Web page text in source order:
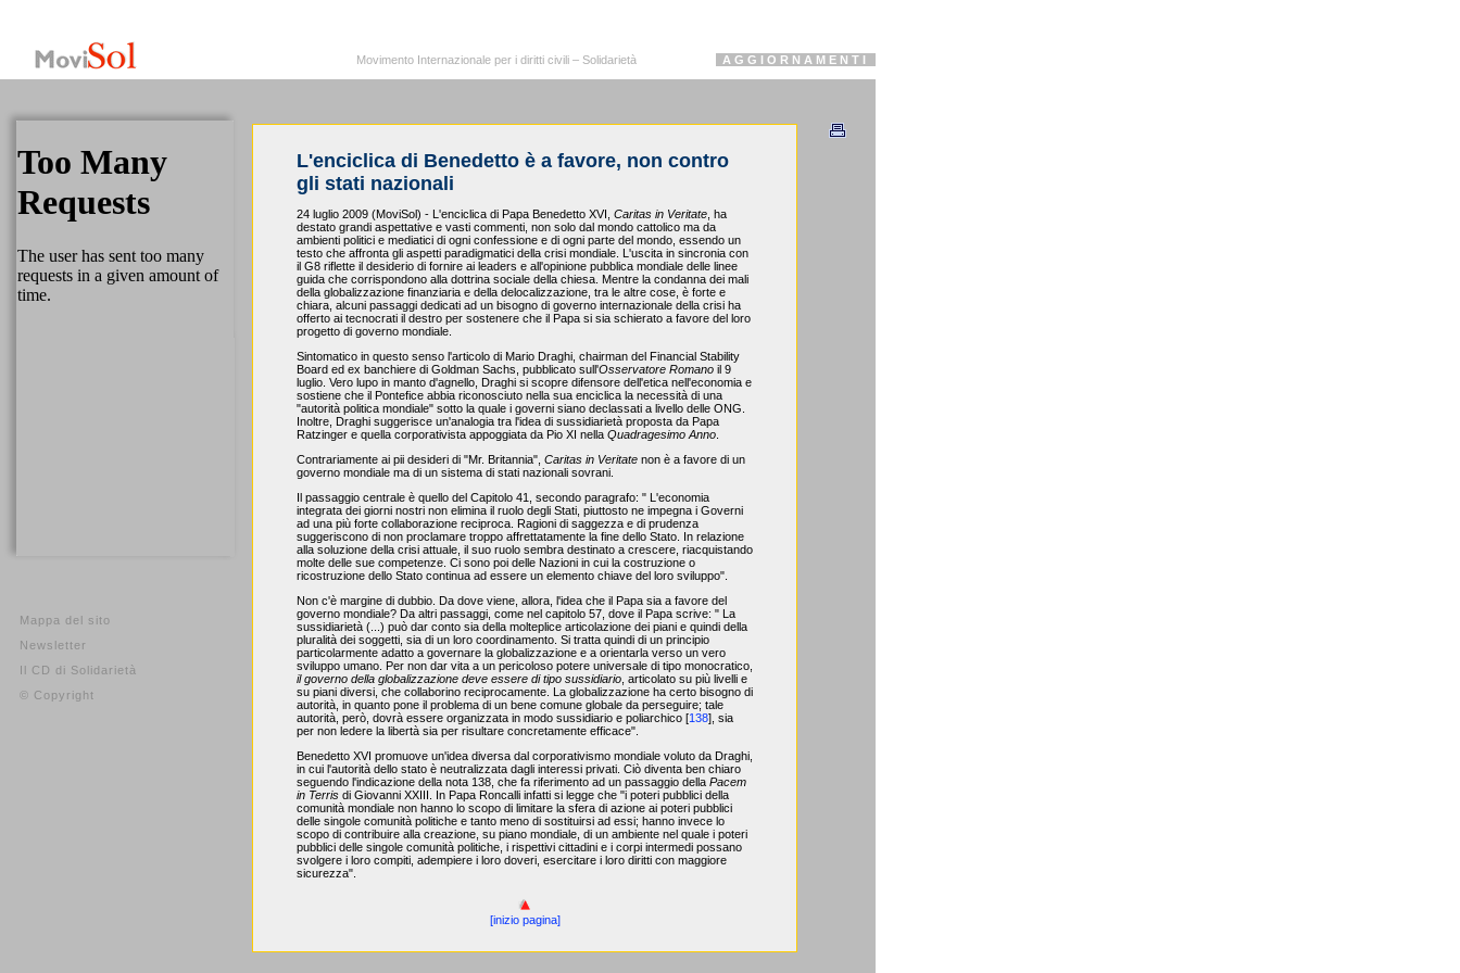
Mappa del sito
Newsletter
Il CD di Solidarietà
© Copyright
Movimento Internazionale per i diritti civili – Solidarietà A G G I O R N A M E N T I
L'enciclica di Benedetto è a favore, non contro
gli stati nazionali
24 luglio 2009 (MoviSol) - L'enciclica di Papa Benedetto XVI, Caritas in Veritate , ha
destato grandi aspettative e vasti commenti, non solo dal mondo cattolico ma da
ambienti politici e mediatici di ogni confessione e di ogni parte del mondo, essendo un
testo che affronta gli aspetti paradigmatici della crisi mondiale. L'uscita in sincronia con
il G8 riflette il desiderio di fornire ai leaders e all'opinione pubblica mondiale delle linee
guida che corrispondono alla dottrina sociale della chiesa. Mentre la condanna dei mali
della globalizzazione finanziaria e della delocalizzazione, tra le altre cose, è forte e
chiara, alcuni passaggi dedicati ad un bisogno di governo internazionale della crisi ha
offerto ai tecnocrati il destro per sostenere che il Papa si sia schierato a favore del loro
progetto di governo mondiale.
Sintomatico in questo senso l'articolo di Mario Draghi, chairman del Financial Stability
Board ed ex banchiere di Goldman Sachs, pubblicato sull'Osservatore Romano il 9
luglio. Vero lupo in manto d'agnello, Draghi si scopre difensore dell'etica nell'economia e
sostiene che il Pontefice abbia riconosciuto nella sua enciclica la necessità di una
"autorità politica mondiale" sotto la quale i governi siano declassati a livello delle ONG.
Inoltre, Draghi suggerisce un'analogia tra l'idea di sussidiarietà proposta da Papa
Ratzinger e quella corporativista appoggiata da Pio XI nella Quadragesimo Anno
Contrariamente ai pii desideri di "Mr. Britannia", Caritas in Veritate non è a favore di un
governo mondiale ma di un sistema di stati nazionali sovrani.
Il passaggio centrale è quello del Capitolo 41, secondo paragrafo: " L'economia
integrata dei giorni nostri non elimina il ruolo degli Stati, piuttosto ne impegna i Governi
ad una più forte collaborazione reciproca. Ragioni di saggezza e di prudenza
suggeriscono di non proclamare troppo affrettatamente la fine dello Stato. In relazione
alla soluzione della crisi attuale, il suo ruolo sembra destinato a crescere, riacquistando
molte delle sue competenze. Ci sono poi delle Nazioni in cui la costruzione o
ricostruzione dello Stato continua ad essere un elemento chiave del loro sviluppo".
Non c'è margine di dubbio. Da dove viene, allora, l'idea che il Papa sia a favore del
governo mondiale? Da altri passaggi, come nel capitolo 57, dove il Papa scrive: " La
sussidiarietà (...) può dar conto sia della molteplice articolazione dei piani e quindi della
pluralità dei soggetti, sia di un loro coordinamento. Si tratta quindi di un principio
particolarmente adatto a governare la globalizzazione e a orientarla verso un vero
sviluppo umano. Per non dar vita a un pericoloso potere universale di tipo monocratico,
il governo della globalizzazione deve essere di tipo sussidiario , articolato su più livelli e
su piani diversi, che collaborino reciprocamente. La globalizzazione ha certo bisogno di
autorità, in quanto pone il problema di un bene comune globale da perseguire; tale
autorità, però, dovrà essere organizzata in modo sussidiario e poliarchico [138], sia
per non ledere la libertà sia per risultare concretamente efficace".
Benedetto XVI promuove un'idea diversa dal corporativismo mondiale voluto da Draghi,
in cui l'autorità dello stato è neutralizzata dagli interessi privati. Ciò diventa ben chiaro
seguendo l'indicazione della nota 138, che fa riferimento ad un passaggio della Pacem
in Terris di Giovanni XXIII. In Papa Roncalli infatti si legge che "i poteri pubblici della
comunità mondiale non hanno lo scopo di limitare la sfera di azione ai poteri pubblici
delle singole comunità politiche e tanto meno di sostituirsi ad essi; hanno invece lo
scopo di contribuire alla creazione, su piano mondiale, di un ambiente nel quale i poteri
pubblici delle singole comunità politiche, i rispettivi cittadini e i corpi intermedi possano
svolgere i loro compiti, adempiere i loro doveri, esercitare i loro diritti con maggiore
sicurezza".
[inizio pagina]